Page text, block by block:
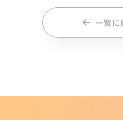
一覧に